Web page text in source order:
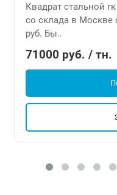
Квадрат стальной
со склада в Москве
руб. Бы..
71000 руб. / тн.